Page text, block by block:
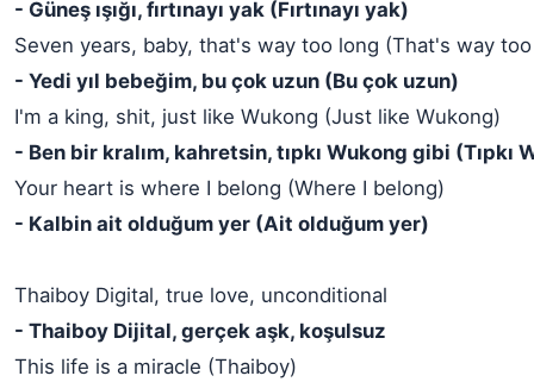
- Güneş ışığı, fırtınayı yak (Fırtınayı yak)
Seven years, baby, that's way too long (That's way
- Yedi yıl bebeğim, bu çok uzun (Bu çok uzun)
I'm a king, shit, just like Wukong (Just like Wukong)
- Ben bir kralım, kahretsin, tıpkı Wukong gibi (Tıpkı
Your heart is where I belong (Where I belong)
- Kalbin ait olduğum yer (Ait olduğum yer)
Thaiboy Digital, true love, unconditional
- Thaiboy Dijital, gerçek aşk, koşulsuz
This life is a miracle (Thaiboy)